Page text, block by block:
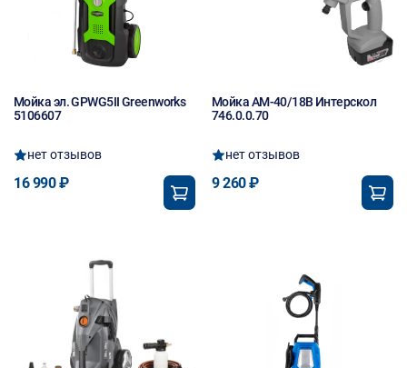
Мойка эл. GPWG5II Greenworks
5106607
нет отзывов
16 990 ₽
Мойка АМ-40/18В Интерскол
746.0.0.70
нет отзывов
9 260 ₽